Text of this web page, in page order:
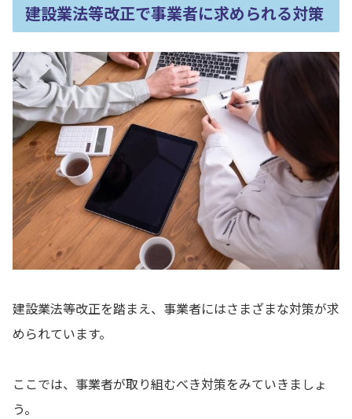
建設業法等改正で事業者に求められる対策
建設業法等改正を踏まえ、事業者にはさまざまな対策が求
められています。
ここでは、事業者が取り組むべき対策をみていきましょ
う。